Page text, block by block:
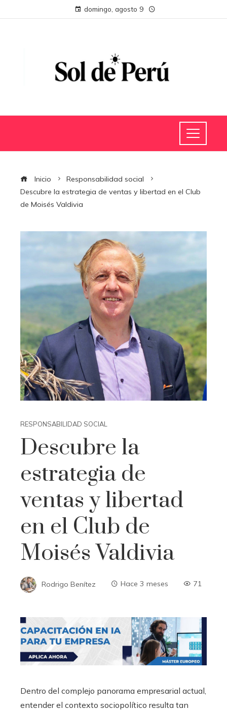
domingo, agosto 9
Inicio
Responsabilidad social
Descubre la estrategia de ventas y libertad en el Club
de Moisés Valdivia
RESPONSABILIDAD SOCIAL
Descubre la
estrategia de
ventas y libertad
en el Club de
Moisés Valdivia
Rodrigo Benítez Hace 3 meses 71
Dentro del complejo panorama empresarial actual,
entender el contexto sociopolítico resulta tan